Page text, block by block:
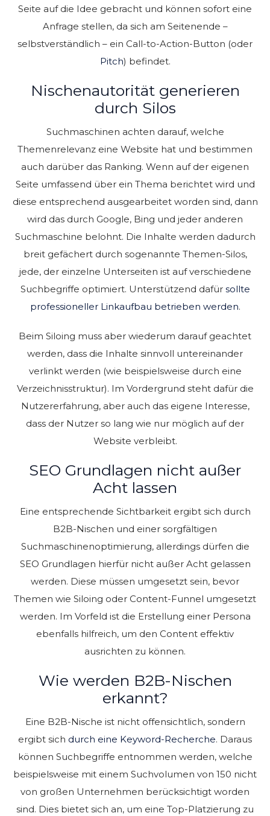
Seite auf die Idee gebracht und können sofort eine
Anfrage stellen, da sich am Seitenende –
selbstverständlich – ein Call-to-Action-Button (oder
Pitch) befindet.
Nischenautorität generieren
durch Silos
Suchmaschinen achten darauf, welche
Themenrelevanz eine Website hat und bestimmen
auch darüber das Ranking. Wenn auf der eigenen
Seite umfassend über ein Thema berichtet wird und
diese entsprechend ausgearbeitet worden sind, dann
wird das durch Google, Bing und jeder anderen
Suchmaschine belohnt. Die Inhalte werden dadurch
breit gefächert durch sogenannte Themen-Silos,
jede, der einzelne Unterseiten ist auf verschiedene
Suchbegriffe optimiert. Unterstützend dafür sollte
professioneller Linkaufbau betrieben werden.
Beim Siloing muss aber wiederum darauf geachtet
werden, dass die Inhalte sinnvoll untereinander
verlinkt werden (wie beispielsweise durch eine
Verzeichnisstruktur). Im Vordergrund steht dafür die
Nutzererfahrung, aber auch das eigene Interesse,
dass der Nutzer so lang wie nur möglich auf der
Website verbleibt.
SEO Grundlagen nicht außer
Acht lassen
Eine entsprechende Sichtbarkeit ergibt sich durch
B2B-Nischen und einer sorgfältigen
Suchmaschinenoptimierung, allerdings dürfen die
SEO Grundlagen hierfür nicht außer Acht gelassen
werden. Diese müssen umgesetzt sein, bevor
Themen wie Siloing oder Content-Funnel umgesetzt
werden. Im Vorfeld ist die Erstellung einer Persona
ebenfalls hilfreich, um den Content effektiv
ausrichten zu können.
Wie werden B2B-Nischen
erkannt?
Eine B2B-Nische ist nicht offensichtlich, sondern
ergibt sich durch eine Keyword-Recherche. Daraus
können Suchbegriffe entnommen werden, welche
beispielsweise mit einem Suchvolumen von 150 nicht
von großen Unternehmen berücksichtigt worden
sind. Dies bietet sich an, um eine Top-Platzierung zu